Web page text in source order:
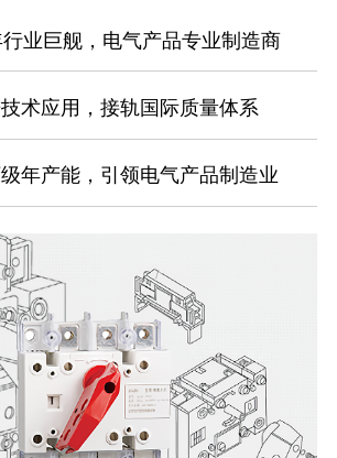
业巨舰，电气产品专业制造商
术应用，接轨国际质量体系
年产能，引领电气产品制造业